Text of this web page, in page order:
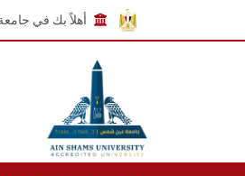
أهلاً بك في